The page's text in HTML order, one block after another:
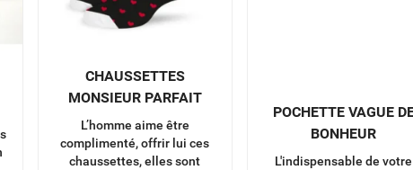
CHAUSSETTES
MONSIEUR PARFAIT
L’homme aime être
complimenté, offrir lui ces
chaussettes, elles sont
POCHETTE VAGUE
BONHEUR
L'indispensable de votre